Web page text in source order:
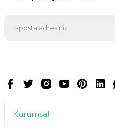
Kurumsal